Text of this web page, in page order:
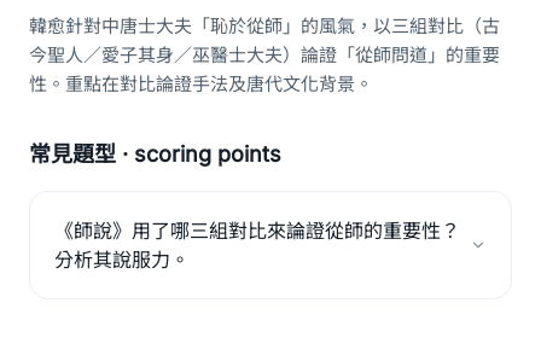
韓愈針對中唐士大夫「恥於從師」的風氣，以三組對比（古
今聖人／愛子其身／巫醫士大夫）論證「從師問道」的重要
性。重點在對比論證手法及唐代文化背景。
常見題型 · scoring points
《師說》用了哪三組對比來論證從師的重要性？
分析其說服力。